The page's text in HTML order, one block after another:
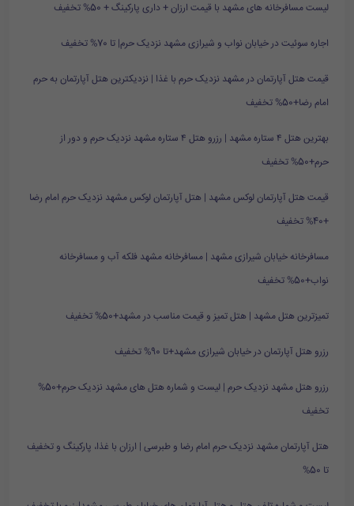
لیست مسافرخانه های مشهد با قیمت ارزان + داری پارکینگ + 50% تخفیف
اجاره سوئیت در خیابان نواب و شیرازی مشهد نزدیک حرم| تا 70% تخفیف
قیمت هتل آپارتمان در مشهد نزدیک حرم با غذا | نزدیکترین هتل آپارتمان به حرم
امام رضا+50% تخفیف
بهترین هتل ۴ ستاره مشهد | رزرو هتل ۴ ستاره مشهد نزدیک حرم و دور از
حرم+50% تخفیف
قیمت هتل آپارتمان لوکس مشهد | هتل آپارتمان لوکس مشهد نزدیک حرم امام رضا
+40% تخفیف
مسافرخانه خیابان شیرازی مشهد | مسافرخانه مشهد فلکه آب و مسافرخانه
نواب+50% تخفیف
تمیزترین هتل مشهد | هتل تمیز و قیمت مناسب در مشهد+50% تخفیف
رزرو هتل آپارتمان در خیابان شیرازی مشهد+تا 90% تخفیف
رزرو هتل مشهد نزدیک حرم | لیست و شماره هتل های مشهد نزدیک حرم+50%
تخفیف
هتل آپارتمان مشهد نزدیک حرم امام رضا و طبرسی | ارزان با غذا، پارکینگ و تخفیف
تا 50%